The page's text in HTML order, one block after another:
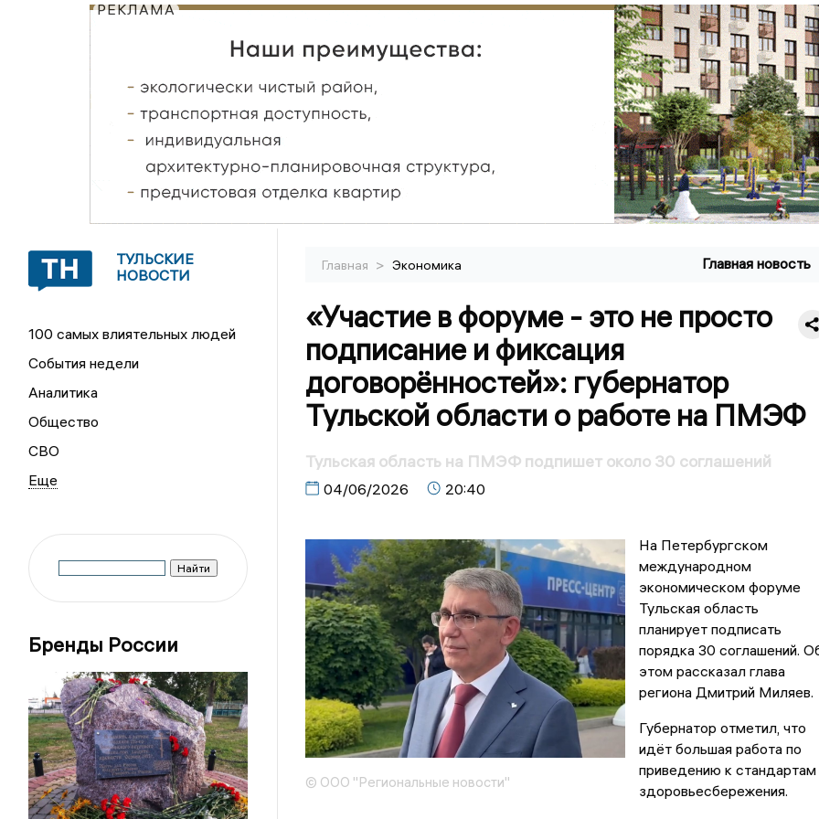
РЕКЛАМА
ТУЛЬСКИЕ
НОВОСТИ
100 самых влиятельных людей
События недели
Аналитика
Общество
СВО
Бренды России
Главная > Экономика Главная новость
«Участие в форуме - это не просто
подписание и фиксация
договорённостей»: губернатор
Тульской области о работе на ПМЭФ
Тульская область на ПМЭФ подпишет около 30 соглашений
04/06/2026 20:40
© ООО "Региональные новости"
На Петербургском
международном
экономическом форуме
Тульская область
планирует подписать
порядка 30 соглашений.
этом рассказал глава
региона Дмитрий Миляев.
Губернатор отметил, что
идёт большая работа по
приведению к стандартам
здоровьесбережения.